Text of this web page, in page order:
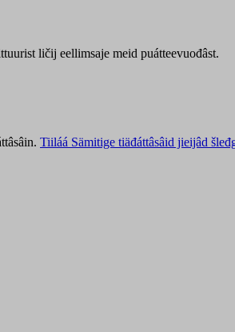
ličij eellimsaje meid puátteevuođâst.
Tiiláá Sämitige tiäđáttâsâid jieijâd